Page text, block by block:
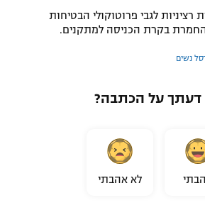
רציניות לגבי פרוטוקולי הבטיחות
בקרת הכניסה למתקנים.
נשים
דעתך על הכתבה?
לא אהבתי